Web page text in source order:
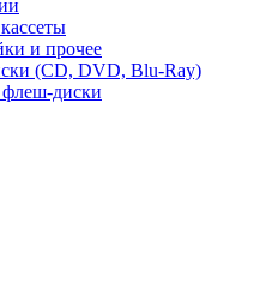
и прочее
(CD, DVD, Blu-Ray)
диски